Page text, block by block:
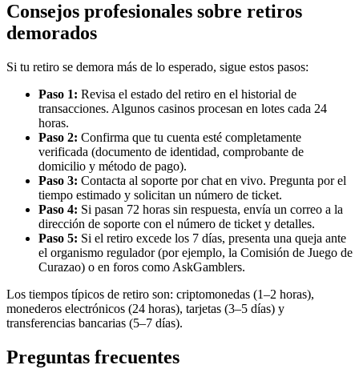
Consejos profesionales sobre retiros
demorados
Si tu retiro se demora más de lo esperado, sigue estos pasos:
Paso 1: Revisa el estado del retiro en el historial de
transacciones. Algunos casinos procesan en lotes cada 24
horas.
Paso 2: Confirma que tu cuenta esté completamente
verificada (documento de identidad, comprobante de
domicilio y método de pago).
Paso 3: Contacta al soporte por chat en vivo. Pregunta por el
tiempo estimado y solicitan un número de ticket.
Paso 4: Si pasan 72 horas sin respuesta, envía un correo a la
dirección de soporte con el número de ticket y detalles.
Paso 5: Si el retiro excede los 7 días, presenta una queja ante
el organismo regulador (por ejemplo, la Comisión de Juego de
Curazao) o en foros como AskGamblers.
Los tiempos típicos de retiro son: criptomonedas (1–2 horas),
monederos electrónicos (24 horas), tarjetas (3–5 días) y
transferencias bancarias (5–7 días).
Preguntas frecuentes